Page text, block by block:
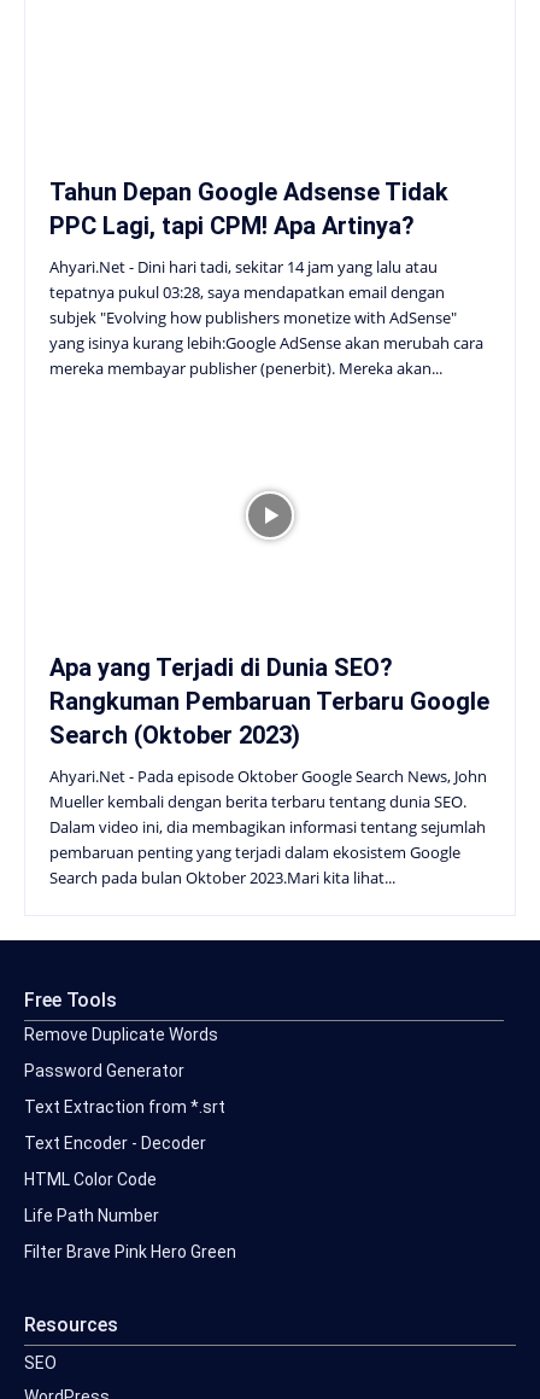
Tahun Depan Google Adsense Tidak
PPC Lagi, tapi CPM! Apa Artinya?
Ahyari.Net - Dini hari tadi, sekitar 14 jam yang lalu atau
tepatnya pukul 03:28, saya mendapatkan email dengan
subjek "Evolving how publishers monetize with AdSense"
yang isinya kurang lebih:Google AdSense akan merubah cara
mereka membayar publisher (penerbit). Mereka akan...
Apa yang Terjadi di Dunia SEO?
Rangkuman Pembaruan Terbaru Google
Search (Oktober 2023)
Ahyari.Net - Pada episode Oktober Google Search News, John
Mueller kembali dengan berita terbaru tentang dunia SEO.
Dalam video ini, dia membagikan informasi tentang sejumlah
pembaruan penting yang terjadi dalam ekosistem Google
Search pada bulan Oktober 2023.Mari kita lihat...
Free Tools
Remove Duplicate Words
Password Generator
Text Extraction from *.srt
Text Encoder - Decoder
HTML Color Code
Life Path Number
Filter Brave Pink Hero Green
Resources
SEO